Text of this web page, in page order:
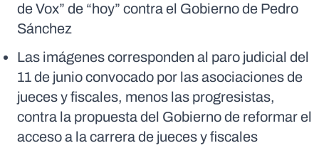
de Vox” de “hoy” contra el Gobierno de Pedro
Sánchez
Las imágenes corresponden al paro judicial del
11 de junio convocado por las asociaciones de
jueces y fiscales, menos las progresistas,
contra la propuesta del Gobierno de reformar el
acceso a la carrera de jueces y fiscales